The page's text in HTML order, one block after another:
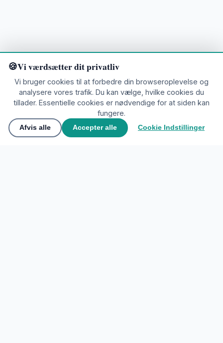
🌍 Bliv medlem af fællesskabet
Klar til at udforske?
Kontakt Os
Vi værdsætter dit privatliv
Vi bruger cookies til at forbedre din browseroplevelse og
analysere vores trafik. Du kan vælge, hvilke cookies du
tillader. Essentielle cookies er nødvendige for at siden kan
fungere.
Afvis alle Accepter alle Cookie Indstillinger